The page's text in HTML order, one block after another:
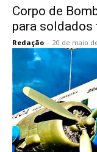
Corpo de
para
Redação - 20 de maio